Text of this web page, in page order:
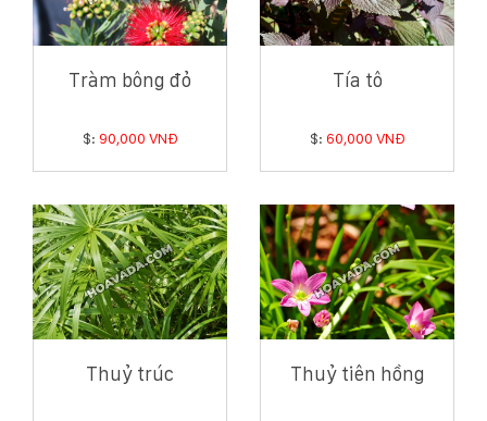
Tràm bông đỏ
$: 90,000 VNĐ
Tía tô
$: 60,000 VNĐ
Thuỷ trúc Thuỷ tiên hồng